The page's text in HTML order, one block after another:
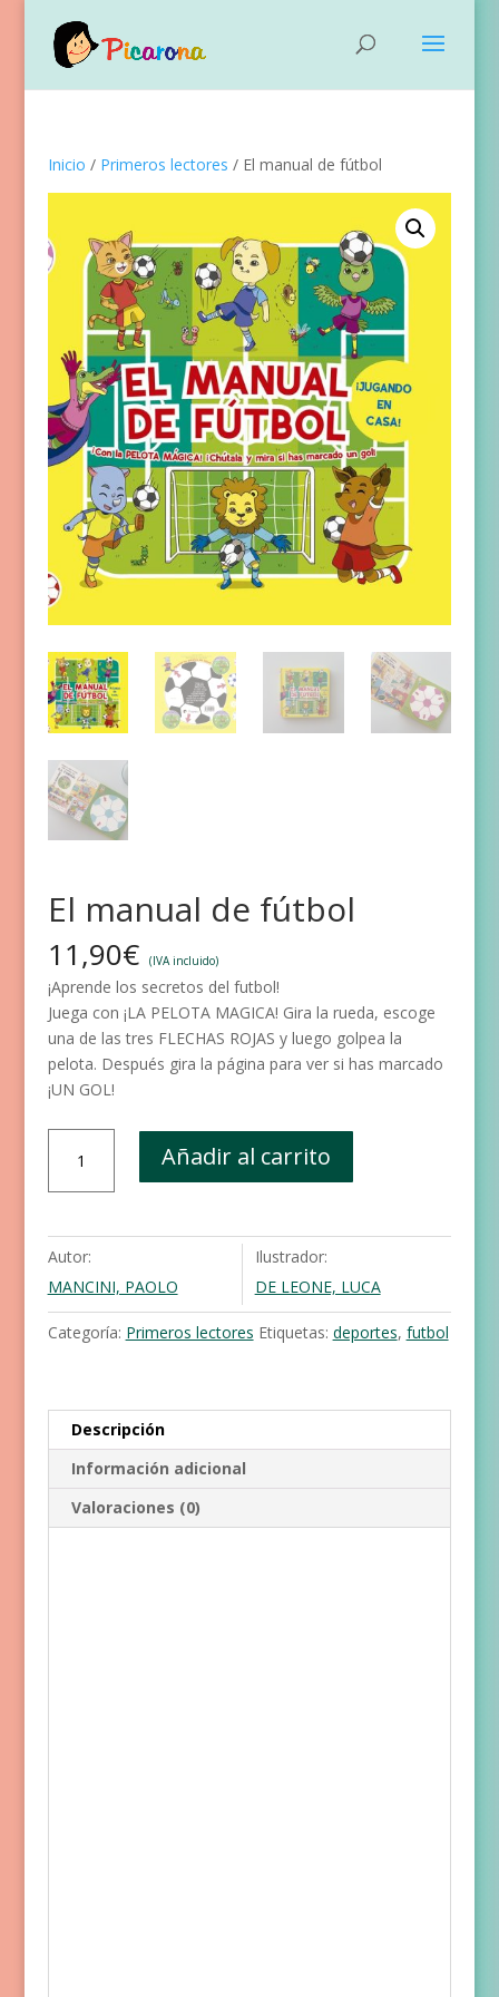
Inicio / Primeros lectores / El manual de fútbol
El manual de fútbol
11,90€ (IVA incluido)
¡Aprende los secretos del futbol!
Juega con ¡LA PELOTA MAGICA! Gira la rueda, escoge
una de las tres FLECHAS ROJAS y luego golpea la
pelota. Después gira la página para ver si has marcado
¡UN GOL!
manual
de
cantidad
Añadir al carrito
Autor:
MANCINI, PAOLO
Ilustrador:
DE LEONE, LUCA
Categoría: Primeros lectores Etiquetas: deportes, futbol
Descripción
Información adicional
Valoraciones (0)